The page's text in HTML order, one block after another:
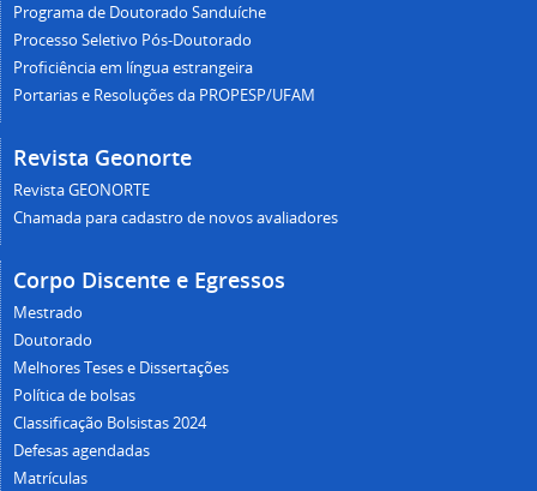
Programa de Doutorado Sanduíche
Processo Seletivo Pós-Doutorado
Proficiência em língua estrangeira
Portarias e Resoluções da PROPESP/UFAM
Revista Geonorte
Revista GEONORTE
Chamada para cadastro de novos avaliadores
Corpo Discente e Egressos
Mestrado
Doutorado
Melhores Teses e Dissertações
Política de bolsas
Classificação Bolsistas 2024
Defesas agendadas
Matrículas